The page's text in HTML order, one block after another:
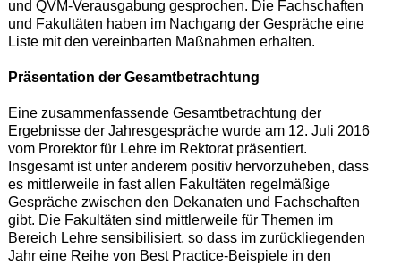
und QVM-Verausgabung gesprochen. Die Fachschaften
und Fakultäten haben im Nachgang der Gespräche eine
Liste mit den vereinbarten Maßnahmen erhalten.
Präsentation der Gesamtbetrachtung
Eine zusammenfassende Gesamtbetrachtung der
Ergebnisse der Jahresgespräche wurde am 12. Juli 2016
vom Prorektor für Lehre im Rektorat präsentiert.
Insgesamt ist unter anderem positiv hervorzuheben, dass
es mittlerweile in fast allen Fakultäten regelmäßige
Gespräche zwischen den Dekanaten und Fachschaften
gibt. Die Fakultäten sind mittlerweile für Themen im
Bereich Lehre sensibilisiert, so dass im zurückliegenden
Jahr eine Reihe von Best Practice-Beispiele in den